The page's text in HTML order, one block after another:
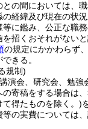
との間においては、
経緯及び現在の状
等に鑑み、公正な職
を招くおそれがない
の規定にかかわらず、
きる。
規制)
演会、研究会、勉強
の寄稿をする場合は
て得たものを除く。)
等の実費については